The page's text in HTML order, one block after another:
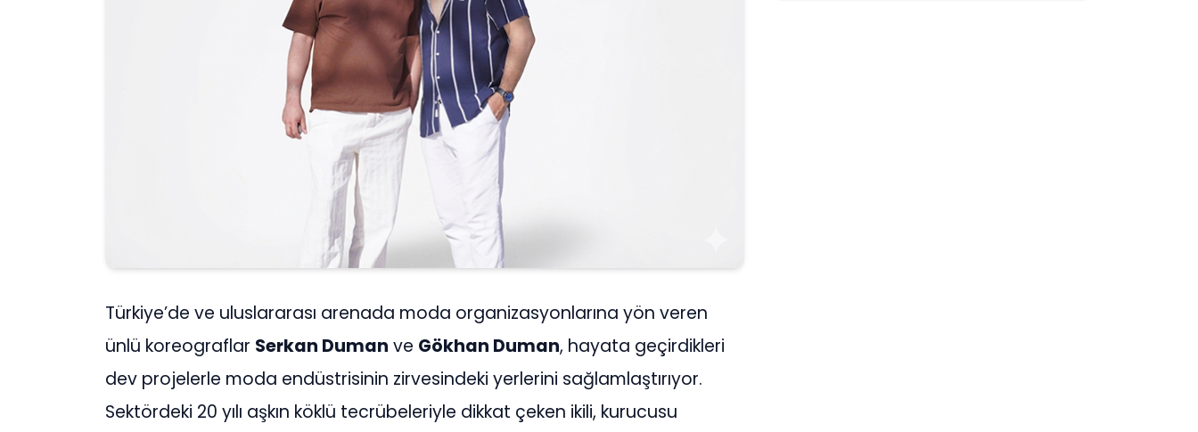
Türkiye’de ve uluslararası arenada moda organizasyonlarına yön veren
ünlü koreograflar Serkan Duman ve Gökhan Duman, hayata geçirdikleri
dev projelerle moda endüstrisinin zirvesindeki yerlerini sağlamlaştırıyor.
Sektördeki 20 yılı aşkın köklü tecrübeleriyle dikkat çeken ikili, kurucusu